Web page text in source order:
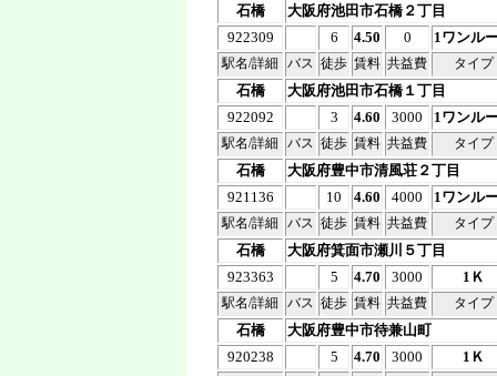
石橋
大阪府池田市石橋２丁目
922309
6 4.50 0 1ワンル
駅名/詳細 バス 徒歩 賃料 共益費 タイプ
石橋
大阪府池田市石橋１丁目
922092
3 4.60 3000 1ワンル
駅名/詳細 バス 徒歩 賃料 共益費 タイプ
石橋
大阪府豊中市清風荘２丁目
921136
10 4.60 4000 1ワンル
駅名/詳細 バス 徒歩 賃料 共益費 タイプ
石橋
大阪府箕面市瀬川５丁目
923363
5 4.70 3000 1Ｋ
駅名/詳細 バス 徒歩 賃料 共益費 タイプ
石橋
大阪府豊中市待兼山町
920238
5 4.70 3000 1Ｋ